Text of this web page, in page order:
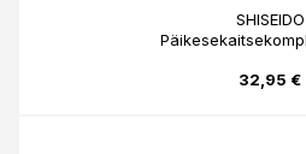
SHISEIDO
32,95 €